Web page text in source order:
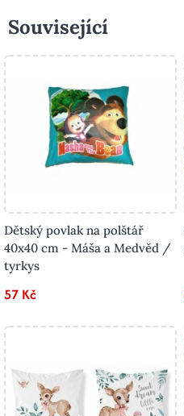
Související
Dětský povlak na polštář
40x40 cm - Máša a Medvěd /
tyrkys
57 Kč